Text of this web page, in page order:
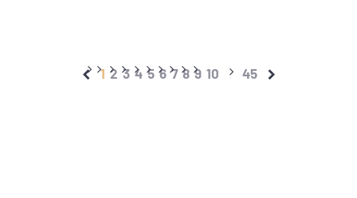
1 2 3 4 5 6 7 8 9 10 45